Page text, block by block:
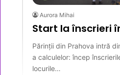
Aurora Mihai
Start la înscrieri
Părinții din Prahova intră
a calculelor: încep
locurile…